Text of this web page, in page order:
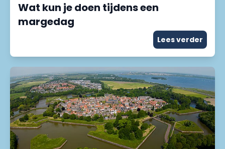
Wat kun je doen tijdens een
margedag
Lees verder